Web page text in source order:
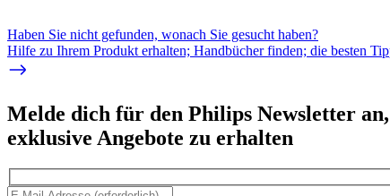
Haben Sie nicht gefunden, wonach Sie gesucht haben?
Hilfe zu Ihrem Produkt erhalten; Handbücher finden; die besten
Melde dich für den Philips Newsletter
exklusive Angebote zu erhalten